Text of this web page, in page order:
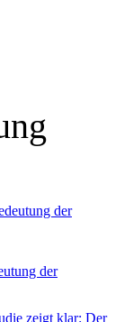
der
zeigt klar: Der